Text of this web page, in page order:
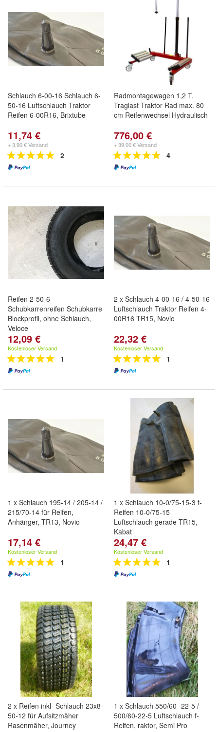
Schlauch 6-00-16 Schlauch 6-
50-16 Luftschlauch Traktor
Reifen 6-00R16, Brixtube
11,74 €
+ 3,90 € Versand
2
Radmontagewagen 1,2 T.
Traglast Traktor Rad max. 80
cm Reifenwechsel Hydraulisch
776,00 €
+ 39,00 € Versand
4
Reifen 2-50-6
Schubkarrenreifen Schubkarre
Blockprofil, ohne Schlauch,
Veloce
12,09 €
Kostenloser Versand
1
2 x Schlauch 4-00-16 / 4-50-16
Luftschlauch Traktor Reifen 4-
00R16 TR15, Novio
22,32 €
Kostenloser Versand
1
1 x Schlauch 195-14 / 205-14 /
215/70-14 für Reifen,
Anhänger, TR13, Novio
17,14 €
Kostenloser Versand
1
1 x Schlauch 10-0/75-15-3 f-
Reifen 10-0/75-15
Luftschlauch gerade TR15,
Kabat
24,47 €
Kostenloser Versand
1
2 x Reifen inkl- Schlauch 23x8-
50-12 für Aufsitzmäher
Rasenmäher, Journey
1 x Schlauch 550/60 -22-5 /
500/60-22-5 Luftschlauch f-
Reifen, raktor, Semi Pro